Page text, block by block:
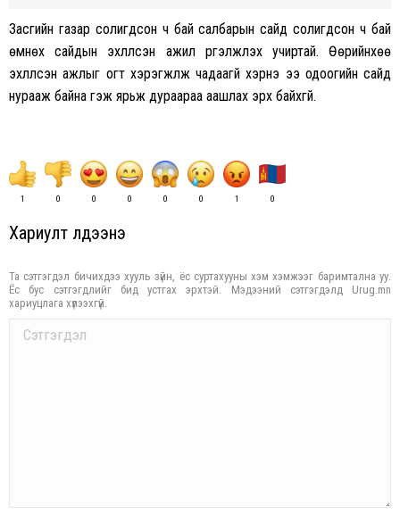
Засгийн газар солигдсон ч бай салбарын сайд солигдсон ч бай
өмнөх сайдын эхлүүлсэн ажил үргэлжлэх учиртай. Өөрийнхөө
эхлүүлсэн ажлыг огт хэрэгжүүлж чадаагүй хэрнэ ээ одоогийн сайд
нурааж байна гэж ярьж дураараа аашлах эрх байхгүй.
1 0 0 0 0 0 1 0
Хариулт үлдээнэ үү
Та сэтгэгдэл бичихдээ хууль зүйн, ёс суртахууны хэм хэмжээг баримтална уу.
Ёс бус сэтгэгдлийг бид устгах эрхтэй. Мэдээний сэтгэгдэлд Urug.mn
хариуцлага хүлээхгүй.
Comment